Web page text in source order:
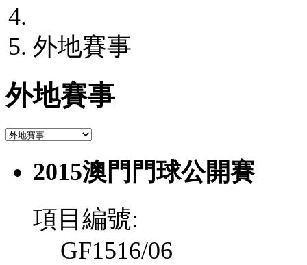
外地賽事
外地賽事
2015澳門門球公開賽
項目編號:
GF1516/06